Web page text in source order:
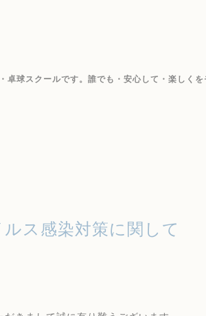
球スクールです。誰でも・安心して・楽しく
ス感染対策に関して